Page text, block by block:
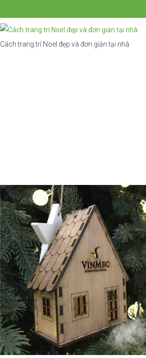
Cách trang trí Noel đẹp và đơn giản tại nhà